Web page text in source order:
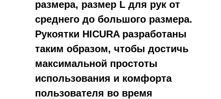
размера, размер L для рук от
среднего до большого размера.
Рукоятки HICURA разработаны
таким образом, чтобы достичь
максимальной простоты
использования и комфорта
пользователя во время